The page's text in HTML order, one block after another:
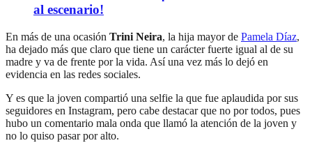
al escenario!
En más de una ocasión Trini Neira, la hija mayor de Pamela Díaz,
ha dejado más que claro que tiene un carácter fuerte igual al de su
madre y va de frente por la vida. Así una vez más lo dejó en
evidencia en las redes sociales.
Y es que la joven compartió una selfie la que fue aplaudida por sus
seguidores en Instagram, pero cabe destacar que no por todos, pues
hubo un comentario mala onda que llamó la atención de la joven y
no lo quiso pasar por alto.